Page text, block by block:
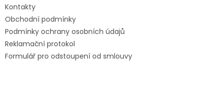
Kontakty
Obchodní podmínky
Podmínky ochrany osobních údajů
Reklamační protokol
Formulář pro odstoupení od smlouvy